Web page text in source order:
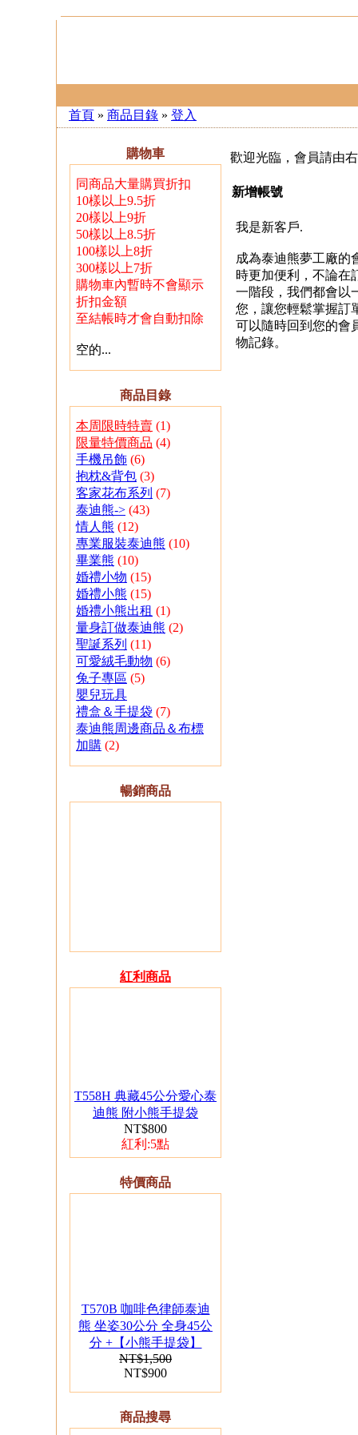
首頁 » 商品目錄 » 登入
購物車
同商品大量購買折扣
10樣以上9.5折
20樣以上9折
50樣以上8.5折
100樣以上8折
300樣以上7折
購物車內暫時不會顯示
折扣金額
至結帳時才會自動扣除
空的...
商品目錄
本周限時特賣 (1)
限量特價商品 (4)
手機吊飾 (6)
抱枕&背包 (3)
客家花布系列 (7)
泰迪熊-> (43)
情人熊 (12)
專業服裝泰迪熊 (10)
畢業熊 (10)
婚禮小物 (15)
婚禮小熊 (15)
婚禮小熊出租 (1)
量身訂做泰迪熊 (2)
聖誕系列 (11)
可愛絨毛動物 (6)
兔子專區 (5)
嬰兒玩具
禮盒＆手提袋 (7)
泰迪熊周邊商品＆布標
加購 (2)
暢銷商品
T140 客家大紅花布小
熊 10隻一組
紅利商品
T558H 典藏45公分愛心泰
迪熊 附小熊手提袋
NT$800
紅利:5點
特價商品
T570B 咖啡色律師泰迪
熊 坐姿30公分 全身45公
分 +【小熊手提袋】
NT$1,500
NT$900
商品搜尋
歡迎光臨，會員請由
新增帳號
我是新客戶.
成為泰迪熊夢工廠的
時更加便利，不論在
一階段，我們都會以
您，讓您輕鬆掌握訂
可以隨時回到您的會
物記錄。